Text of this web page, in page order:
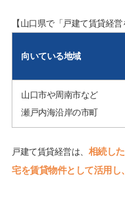
【山口県で「戸建て賃貸経
向いている地域
山口市や周南市など
瀬戸内海沿岸の市町
戸建て賃貸経営は、 相続し
宅を賃貸物件として活用